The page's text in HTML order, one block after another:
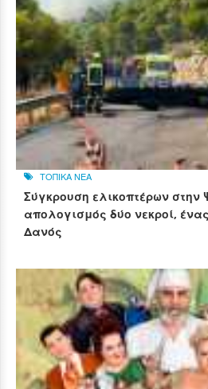
ΤΟΠΙΚΑ ΝΕΑ
Σύγκρουση ελικοπτέρων στην
απολογισμός δύο νεκροί,
Δανός